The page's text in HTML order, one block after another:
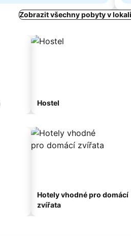
Zobrazit všechny pobyty v
Hostel
Hotely vhodné pro domácí
zvířata